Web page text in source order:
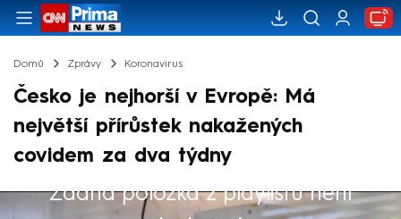
Domů Zprávy Koronavirus
Česko je nejhorší v Evropě: Má
největší přírůstek nakažených
covidem za dva týdny
Žádná položka z playlistu není
Výběr redakce